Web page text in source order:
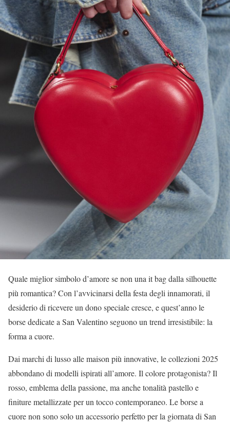
Quale miglior simbolo d’amore se non una it bag dalla silhouette
più romantica? Con l’avvicinarsi della festa degli innamorati, il
desiderio di ricevere un dono speciale cresce, e quest’anno le
borse dedicate a San Valentino seguono un trend irresistibile: la
forma a cuore.
Dai marchi di lusso alle maison più innovative, le collezioni 2025
abbondano di modelli ispirati all’amore. Il colore protagonista? Il
rosso, emblema della passione, ma anche tonalità pastello e
finiture metallizzate per un tocco contemporaneo. Le borse a
cuore non sono solo un accessorio perfetto per la giornata di San